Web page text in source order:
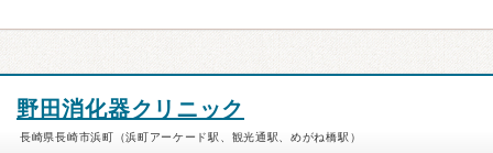
野田消化器クリニック
長崎県長崎市浜町（浜町アーケード駅、観光通駅、めがね橋駅）